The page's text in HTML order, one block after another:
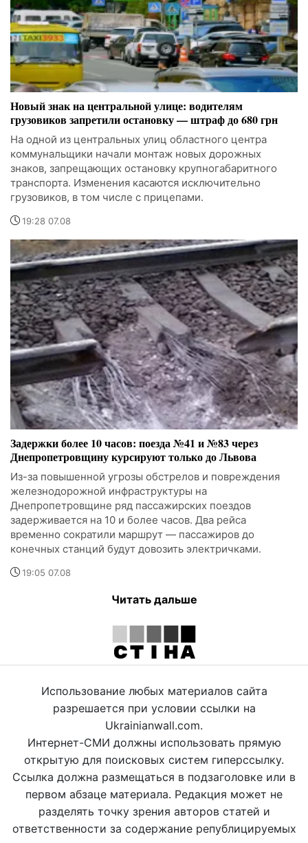
Новый знак на центральной улице: водителям
грузовиков запретили остановку — штраф до 680 грн
На одной из центральных улиц областного центра
коммунальщики начали монтаж новых дорожных
знаков, запрещающих остановку крупногабаритного
транспорта. Изменения касаются исключительно
грузовиков, в том числе с прицепами.
19:28 07.08
Задержки более 10 часов: поезда №41 и №83 через
Днепропетровщину курсируют только до Львова
Из-за повышенной угрозы обстрелов и повреждения
железнодорожной инфраструктуры на
Днепропетровщине ряд пассажирских поездов
задерживается на 10 и более часов. Два рейса
временно сократили маршрут — пассажиров до
конечных станций будут довозить электричками.
19:05 07.08
Читать дальше
Использование любых материалов сайта
разрешается при условии ссылки на
Ukrainianwall.com.
Интернет-СМИ должны использовать прямую
открытую для поисковых систем гиперссылку.
Ссылка должна размещаться в подзаголовке или в
первом абзаце материала. Редакция может не
разделять точку зрения авторов статей и
ответственности за содержание републицируемых